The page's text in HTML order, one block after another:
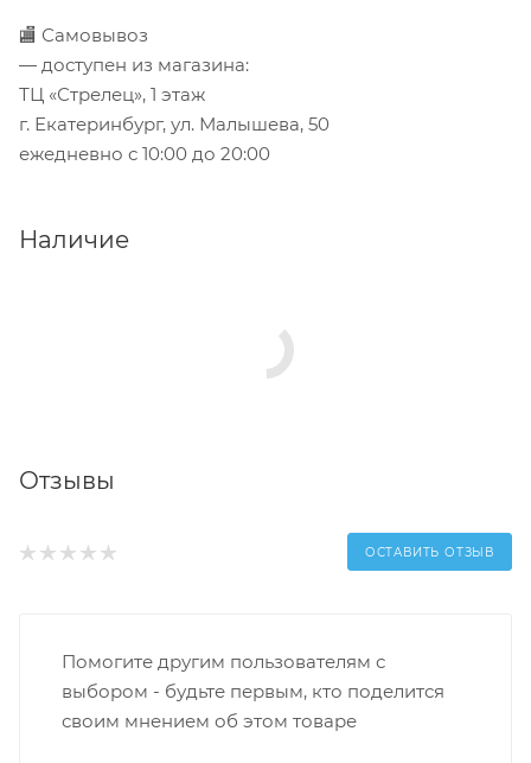
🏬 Самовывоз
— доступен из магазина:
ТЦ «Стрелец», 1 этаж
г. Екатеринбург, ул. Малышева, 50
ежедневно с 10:00 до 20:00
Наличие
Отзывы
ОСТАВИТЬ ОТЗЫВ
Помогите другим пользователям с
выбором - будьте первым, кто поделится
своим мнением об этом товаре